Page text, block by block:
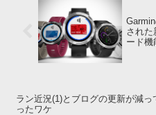
された
ード機
ラン近況(1)とブログの更新が減っ
ったワケ